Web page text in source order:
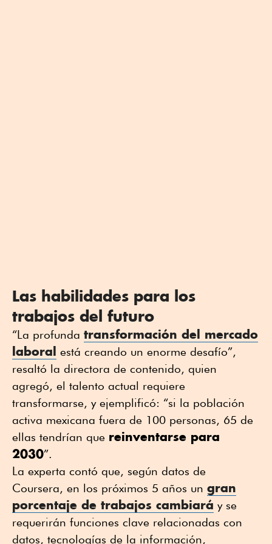
Las habilidades para los
trabajos del futuro
“La profunda transformación del mercado
laboral está creando un enorme desafío”,
resaltó la directora de contenido, quien
agregó, el talento actual requiere
transformarse, y ejemplificó: “si la población
activa mexicana fuera de 100 personas, 65 de
ellas tendrían que reinventarse para
2030”.
La experta contó que, según datos de
Coursera, en los próximos 5 años un gran
porcentaje de trabajos cambiará y se
requerirán funciones clave relacionadas con
datos, tecnologías de la información,